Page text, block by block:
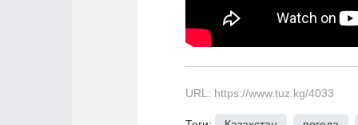
URL: https://www.tuz.kg/4033